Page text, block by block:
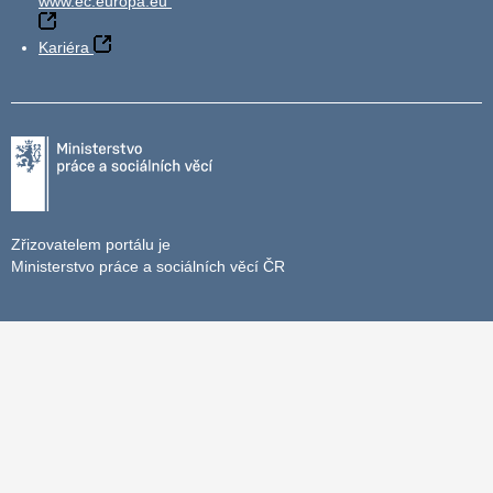
Kariéra
Zřizovatelem portálu je
Ministerstvo práce a sociálních věcí ČR